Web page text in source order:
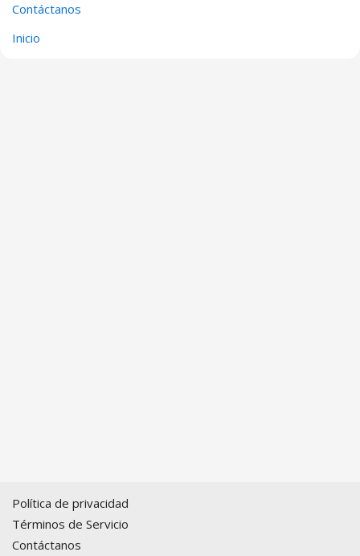
Contáctanos
Inicio
Política de privacidad
Términos de Servicio
Contáctanos